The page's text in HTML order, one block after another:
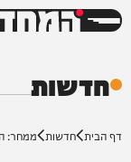
המחדש
חדשות
דף הבית חדשות ממחר: